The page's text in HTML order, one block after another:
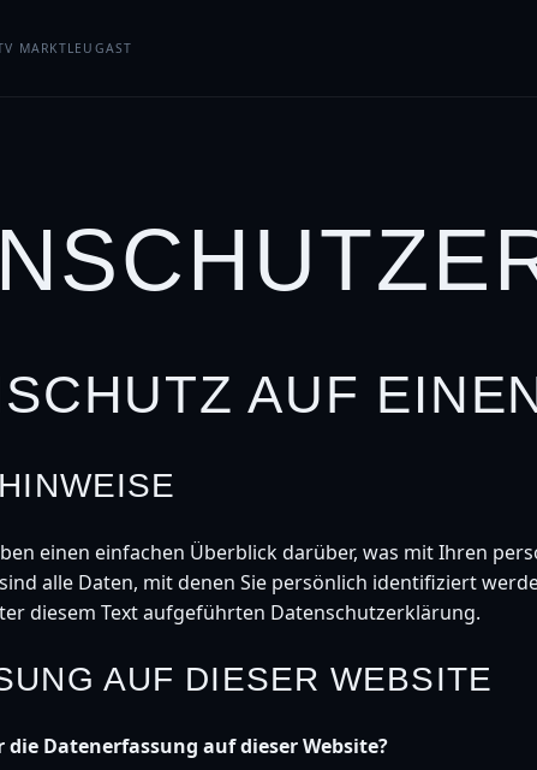
MARKTLEUGAST
AUF
einen einfachen Überblick darüber, was mit Ihren
alle Daten, mit denen Sie persönlich identifiziert
diesem Text aufgeführten Datenschutzerklärung.
AUF DIESER WEBSITE
Datenerfassung auf dieser Website?